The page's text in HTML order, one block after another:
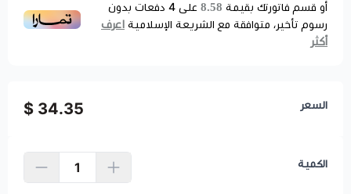
أو قسم فاتورتك بقيمة 8.58 على 4 دفعات بدون
رسوم تأخير، متوافقة مع الشريعة الإسلامية اعرف
أكثر
السعر 34.35 $
الكمية